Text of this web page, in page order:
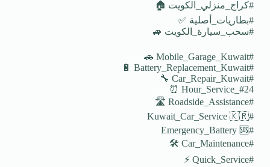
#كراج_منزلي_الكويت 🏠
#بطاريات_أصلية ✅
#سحب_سيارة_الكويت 🚙
#Mobile_Garage_Kuwait 🚗
#Battery_Replacement_Kuwait 🔋
#Car_Repair_Kuwait 🔧
#24_Hour_Service ⏰
#Roadside_Assistance 🛣️
#Kuwait_Car_Service 🇰🇷
#Emergency_Battery 🆘
#Car_Maintenance 🛠️
#Quick_Service ⚡